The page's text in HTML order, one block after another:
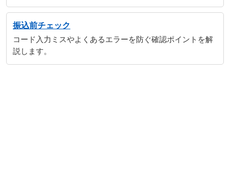
振込前チェック
コード入力ミスやよくあるエラーを防ぐ確認ポイントを解
説します。